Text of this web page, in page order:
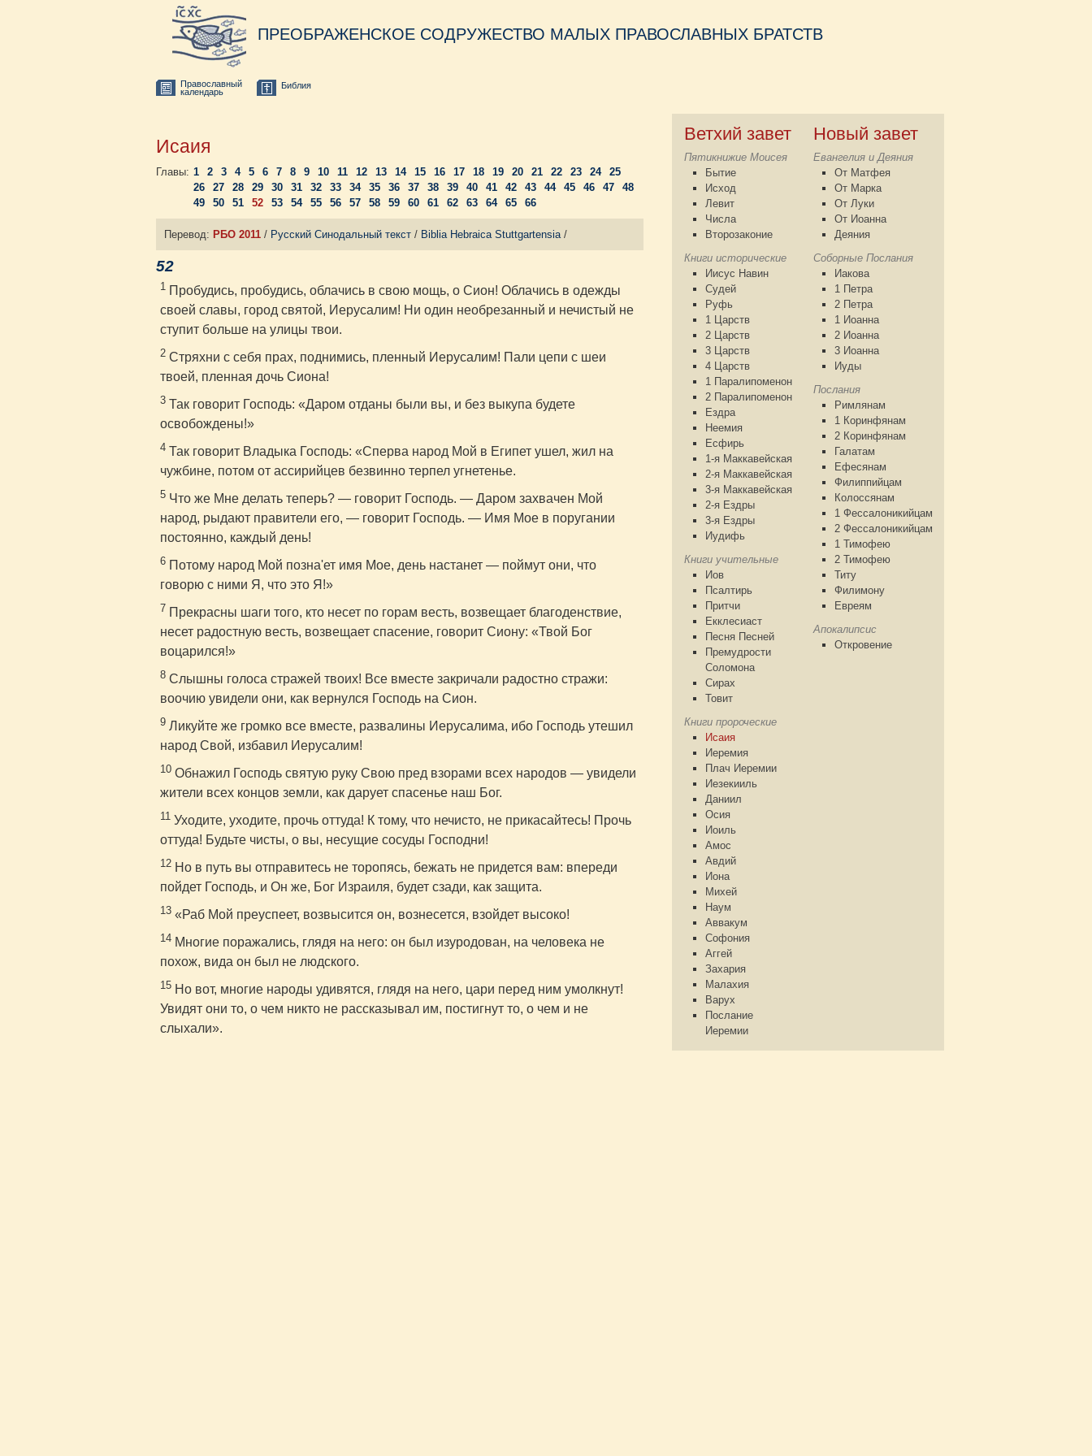
ПРЕОБРАЖЕНСКОЕ СОДРУЖЕСТВО МАЛЫХ ПРАВОСЛАВНЫХ БРАТСТВ
Православный
календарь
Библия
Исаия
Главы: 1 2 3 4 5 6 7 8 9 10 11 12 13 14 15 16 17 18 19 20 21 22 23 24
25
26
27 28 29 30 31 32 33 34 35 36 37 38 39 40 41 42 43 44 45 46 47
48
49
50 51 52 53 54 55 56 57 58 59 60 61 62 63 64 65 66
Перевод: РБО 2011 / Русский Синодальный текст / Biblia Hebraica Stuttgartensia /
52
1 Пробудись, пробудись, облачись в свою мощь, о Сион! Облачись в одежды
своей славы, город святой, Иерусалим! Ни один необрезанный и нечистый не
ступит больше на улицы твои.
2 Стряхни с себя прах, поднимись, пленный Иерусалим! Пали цепи с шеи
твоей, пленная дочь Сиона!
3 Так говорит Господь: «Даром отданы были вы, и без выкупа будете
освобождены!»
4 Так говорит Владыка Господь: «Сперва народ Мой в Египет ушел, жил на
чужбине, потом от ассирийцев безвинно терпел угнетенье.
5 Что же Мне делать теперь? — говорит Господь. — Даром захвачен Мой
народ, рыдают правители его, — говорит Господь. — Имя Мое в поругании
постоянно, каждый день!
6 Потому народ Мой позна'ет имя Мое, день настанет — поймут они, что
говорю с ними Я, что это Я!»
7 Прекрасны шаги того, кто несет по горам весть, возвещает благоденствие,
несет радостную весть, возвещает спасение, говорит Сиону: «Твой Бог
воцарился!»
8 Слышны голоса стражей твоих! Все вместе закричали радостно стражи:
воочию увидели они, как вернулся Господь на Сион.
9 Ликуйте же громко все вместе, развалины Иерусалима, ибо Господь утешил
народ Свой, избавил Иерусалим!
10 Обнажил Господь святую руку Свою пред взорами всех народов — увидели
жители всех концов земли, как дарует спасенье наш Бог.
11 Уходите, уходите, прочь оттуда! К тому, что нечисто, не прикасайтесь! Прочь
оттуда! Будьте чисты, о вы, несущие сосуды Господни!
12 Но в путь вы отправитесь не торопясь, бежать не придется вам: впереди
пойдет Господь, и Он же, Бог Израиля, будет сзади, как защита.
13 «Раб Мой преуспеет, возвысится он, вознесется, взойдет высоко!
14 Многие поражались, глядя на него: он был изуродован, на человека не
похож, вида он был не людского.
15 Но вот, многие народы удивятся, глядя на него, цари перед ним умолкнут!
Увидят они то, о чем никто не рассказывал им, постигнут то, о чем и не
слыхали».
Ветхий завет
Пятикнижие Моисея
Бытие
Исход
Левит
Числа
Второзаконие
Книги исторические
Иисус Навин
Судей
Руфь
1 Царств
2 Царств
3 Царств
4 Царств
1 Паралипоменон
2 Паралипоменон
Ездра
Неемия
Есфирь
1-я Маккавейская
2-я Маккавейская
3-я Маккавейская
2-я Ездры
3-я Ездры
Иудифь
Книги учительные
Иов
Псалтирь
Притчи
Екклесиаст
Песня Песней
Премудрости
Соломона
Сирах
Товит
Книги пророческие
Исаия
Иеремия
Плач Иеремии
Иезекииль
Даниил
Осия
Иоиль
Амос
Авдий
Иона
Михей
Наум
Аввакум
Софония
Аггей
Захария
Малахия
Варух
Послание
Иеремии
Новый завет
Евангелия и Деяния
От Матфея
От Марка
От Луки
От Иоанна
Деяния
Соборные Послания
Иакова
1 Петра
2 Петра
1 Иоанна
2 Иоанна
3 Иоанна
Иуды
Послания
Римлянам
1 Коринфянам
2 Коринфянам
Галатам
Ефесянам
Филиппийцам
Колоссянам
1 Фессалоникийцам
2 Фессалоникийцам
1 Тимофею
2 Тимофею
Титу
Филимону
Евреям
Апокалипсис
Откровение